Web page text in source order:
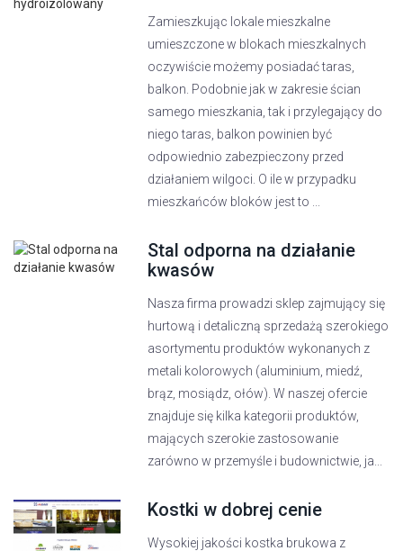
Zamieszkując lokale mieszkalne
umieszczone w blokach mieszkalnych
oczywiście możemy posiadać taras,
balkon. Podobnie jak w zakresie ścian
samego mieszkania, tak i przylegający do
niego taras, balkon powinien być
odpowiednio zabezpieczony przed
działaniem wilgoci. O ile w przypadku
mieszkańców bloków jest to ...
Stal odporna na działanie
kwasów
Nasza firma prowadzi sklep zajmujący się
hurtową i detaliczną sprzedażą szerokiego
asortymentu produktów wykonanych z
metali kolorowych (aluminium, miedź,
brąz, mosiądz, ołów). W naszej ofercie
znajduje się kilka kategorii produktów,
mających szerokie zastosowanie
zarówno w przemyśle i budownictwie, ja...
Kostki w dobrej cenie
Wysokiej jakości kostka brukowa z